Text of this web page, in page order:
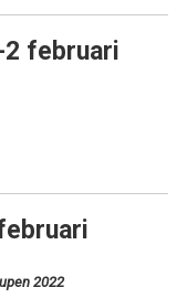
2 februari
2022